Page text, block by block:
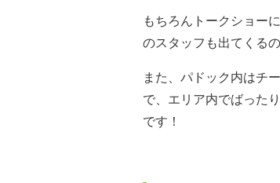
もちろんトークショー
のスタッフも出てくる
また、パドック内はチ
で、エリア内でばった
です！